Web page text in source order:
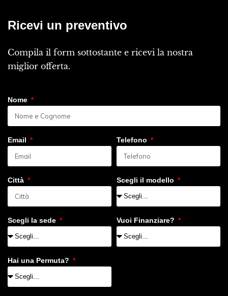
Ricevi un preventivo
Compila il form sottostante e ricevi la nostra
miglior offerta.
Nome
Email Telefono
Città Scegli il modello
Scegli la sede Vuoi Finanziare?
Hai una Permuta?